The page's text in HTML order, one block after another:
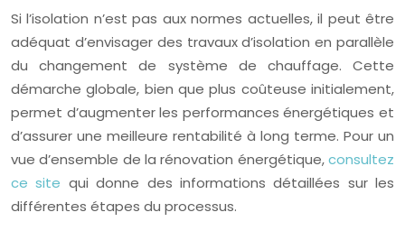
Si l’isolation n’est pas aux normes actuelles, il peut être
adéquat d’envisager des travaux d’isolation en parallèle
du changement de système de chauffage. Cette
démarche globale, bien que plus coûteuse initialement,
permet d’augmenter les performances énergétiques et
d’assurer une meilleure rentabilité à long terme. Pour un
vue d’ensemble de la rénovation énergétique,consultez
ce site qui donne des informations détaillées sur les
différentes étapes du processus.